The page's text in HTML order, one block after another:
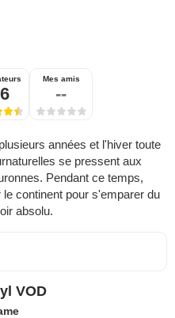
Mes amis
--
années et l'hiver toute
se pressent aux
Pendant ce temps,
continent pour s'emparer du
absolu.
VOD